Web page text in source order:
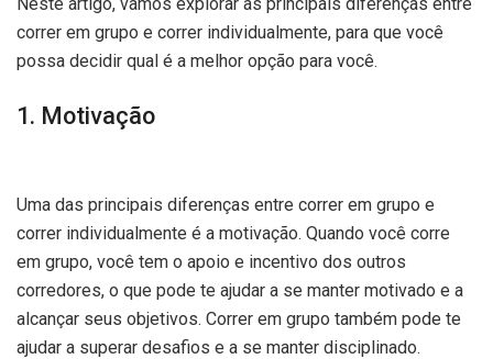
Neste artigo, vamos explorar as principais diferenças entre
correr em grupo e correr individualmente, para que você
possa decidir qual é a melhor opção para você.
1. Motivação
Uma das principais diferenças entre correr em grupo e
correr individualmente é a motivação. Quando você corre
em grupo, você tem o apoio e incentivo dos outros
corredores, o que pode te ajudar a se manter motivado e a
alcançar seus objetivos. Correr em grupo também pode te
ajudar a superar desafios e a se manter disciplinado.